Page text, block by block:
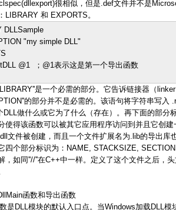
很相似，但是.def文件并不是
LIBRARY 和 EXPORTS。
DLLSample
"my simple DLL "
@1 ；@1表示这是第一个导出函数
是一个必需的部分。它告诉链接器（
的部分并不是必需的。该语句将字符串写入
DLL做什么或它为了什么（存在）。再下面的部分
使得该函数可以被其它应用程序访问到并且它创
文件被创建，而且一个文件扩展名为.lib的导出库
四个部分标识为：NAME, STACKSIZE,
，如同''//''在C++中一样。定义了这个文件之后，
函数和导出函数
是DLL模块的默认入口点。当Windows加载DLL模